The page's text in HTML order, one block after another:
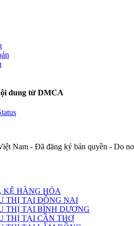
dung từ DMCA
Nam - Đã đăng ký bản quyền - Do
KỆ HÀNG HÓA
THỊ TẠI ĐỒNG NAI
THỊ TẠI BÌNH DƯƠNG
THỊ TẠI CẦN THƠ